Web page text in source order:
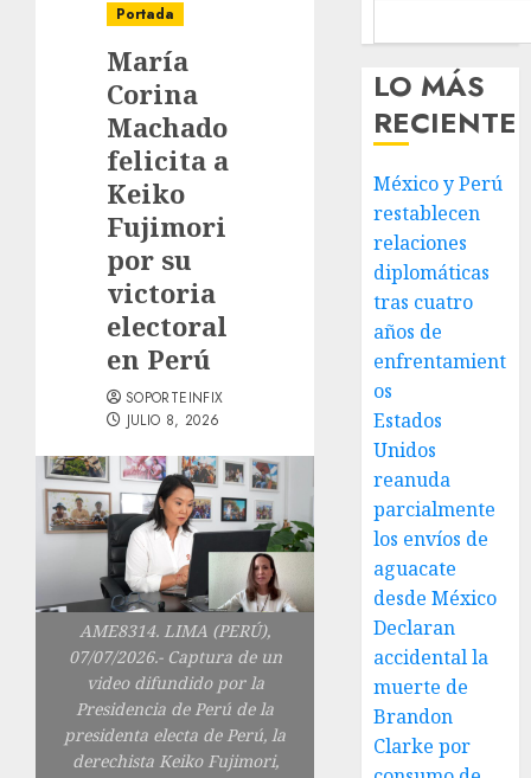
Portada
María
Corina
Machado
felicita a
Keiko
Fujimori
por su
victoria
electoral
en Perú
SOPORTEINFIX
JULIO 8, 2026
AME8314. LIMA (PERÚ),
07/07/2026.- Captura de un
video difundido por la
Presidencia de Perú de la
presidenta electa de Perú, la
derechista Keiko Fujimori,
LO MÁS
RECIENTE
México y Perú
restablecen
relaciones
diplomáticas
tras cuatro
años de
enfrentamient
os
Estados
Unidos
reanuda
parcialmente
los envíos de
aguacate
desde México
Declaran
accidental la
muerte de
Brandon
Clarke por